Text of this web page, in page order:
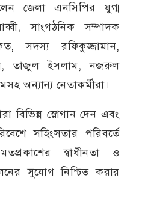
জেলা এনসিপির যুগ্ম
সাংগঠনিক সম্পাদক
সদস্য রফিকুজ্জামান,
তাজুল ইসলাম, নজরুল
অন্যান্য নেতাকর্মীরা।
বিভিন্ন স্লোগান দেন এবং
সহিংসতার পরিবর্তে
মতপ্রকাশের স্বাধীনতা ও
সুযোগ নিশ্চিত করার